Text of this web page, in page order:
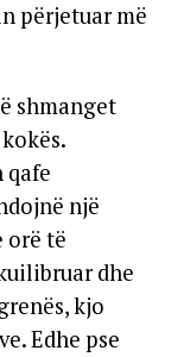
përjetuar më
shmanget
qafe
një
orë të
dhe
kjo
Edhe pse